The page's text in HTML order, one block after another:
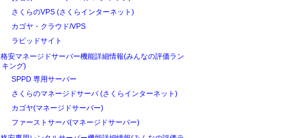
さくらのVPS (さくらインターネット)
カゴヤ・クラウド/VPS
ラピッドサイト
格安マネージドサーバー機能詳細情報(みんなの評価ラン
キング)
SPPD 専用サーバー
さくらのマネージドサーバ (さくらインターネット)
カゴヤ(マネージドサーバー)
ファーストサーバ(マネージドサーバー)